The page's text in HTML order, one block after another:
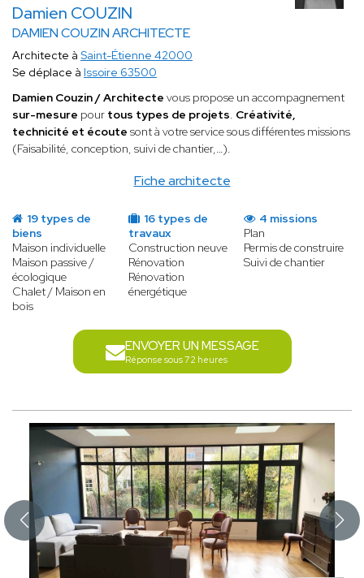
Damien COUZIN
DAMIEN COUZIN ARCHITECTE
Fiche architecte
Architecte à Saint-Étienne 42000
Se déplace à Issoire 63500
Damien Couzin / Architecte vous propose un accompagnement
sur-mesure pour tous types de projets. Créativité,
technicité et écoute sont à votre service sous différentes missions
(Faisabilité, conception, suivi de chantier,…).
19 types de
biens
Maison individuelle
Maison passive /
écologique
Chalet / Maison en
bois
16 types de
travaux
Construction neuve
Rénovation
Rénovation
énergétique
4 missions
Plan
Permis de construire
Suivi de chantier
ENVOYER UN MESSAGE
Réponse sous 72 heures